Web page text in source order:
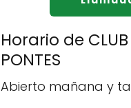
Horario de CLUB
PONTES
Abierto mañana y